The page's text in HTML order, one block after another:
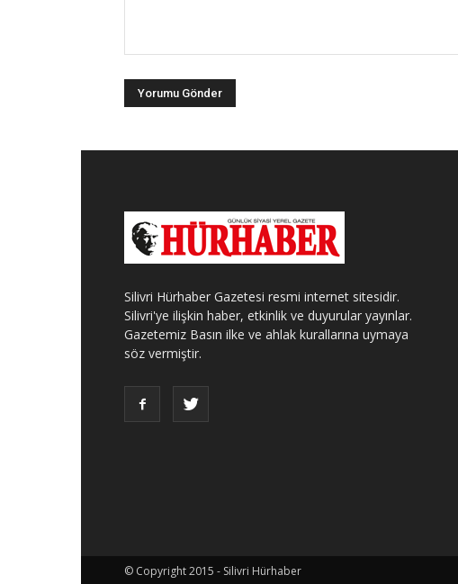
Silivri Hürhaber Gazetesi resmi internet sitesidir.
Silivri'ye ilişkin haber, etkinlik ve duyurular yayınlar.
Gazetemiz Basın ilke ve ahlak kurallarına uymaya
söz vermiştir.
© Copyright 2015 - Silivri Hürhaber